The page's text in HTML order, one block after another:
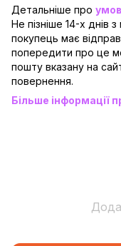
Детальніше про
Не пізніше 14-х днів
покупець має
попередити про це
пошту вказану на
повернення.
Більше інформації